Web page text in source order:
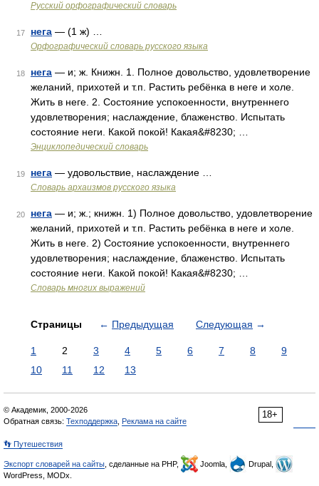
Русский орфографический словарь
17 нега — (1 ж) …
Орфографический словарь русского языка
18 нега — и; ж. Книжн. 1. Полное довольство, удовлетворение
желаний, прихотей и т.п. Растить ребёнка в неге и холе.
Жить в неге. 2. Состояние успокоенности, внутреннего
удовлетворения; наслаждение, блаженство. Испытать
состояние неги. Какой покой! Какая&#8230; …
Энциклопедический словарь
19 нега — удовольствие, наслаждение …
Cловарь архаизмов русского языка
20 нега — и; ж.; книжн. 1) Полное довольство, удовлетворение
желаний, прихотей и т.п. Растить ребёнка в неге и холе.
Жить в неге. 2) Состояние успокоенности, внутреннего
удовлетворения; наслаждение, блаженство. Испытать
состояние неги. Какой покой! Какая&#8230; …
Словарь многих выражений
Страницы ← Предыдущая Следующая →
1 2 3 4 5 6 7 8
9
10
11 12 13
18+
© Академик, 2000-2026
Обратная связь: Техподдержка Реклама на сайте
👣 Путешествия
Экспорт словарей на сайты , сделанные на PHP, Joomla,
Drupal,
WordPress, MODx.